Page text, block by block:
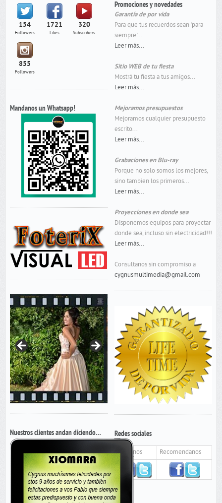
154
Followers
1721
Likes
320
Subscribers
855
Followers
Mandanos un Whatsapp!
Nuestros clientes andan diciendo…
Promociones y novedades
Garantía de por vida
Para que tus recuerdos sean "para
siempre"...
Leer más...
Sitio WEB de tu fiesta
Mostrá tu fiesta a tus amigos...
Leer más...
Mejoramos presupuestos
Mejoramos cualquier presupuesto
escrito...
Leer más...
Grabaciones en Blu-ray
Porque no solo somos los mejores,
sino tambien los primeros...
Leer más...
Proyecciones en donde sea
Disponemos equipos para proyectar
donde sea, incluso sin electricidad!!!
Leer más...
Consultanos sin compromiso a
cygnusmultimedia@gmail.com
Redes sociales
Seguinos Recomendanos